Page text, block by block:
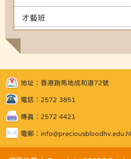
才藝班
地址：香港跑馬地成和道72號
電話：2572 3851
傳真：2572 4421
電郵：